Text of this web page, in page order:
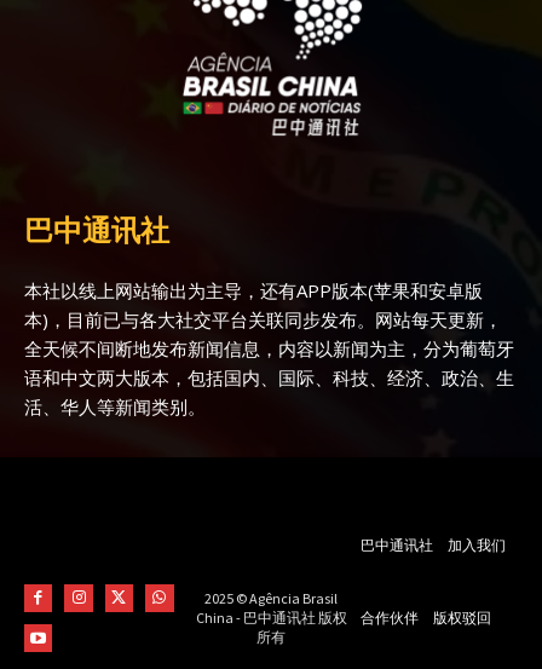
巴中通讯社
本社以线上网站输出为主导，还有APP版本(苹果和安卓版
本)，目前已与各大社交平台关联同步发布。网站每天更新，
全天候不间断地发布新闻信息，内容以新闻为主，分为葡萄牙
语和中文两大版本，包括国内、国际、科技、经济、政治、生
活、华人等新闻类别。
2025 © Agência Brasil
China - 巴中通讯社 版权
所有
巴中通讯社 加入我们
合作伙伴 版权驳回